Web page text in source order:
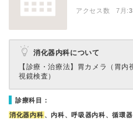
アクセス数 7月:3
消化器内科について
【診療・治療法】 胃カメラ（胃内
視鏡検査）
診療科目：
消化器内科 、内科、呼吸器内科、循環